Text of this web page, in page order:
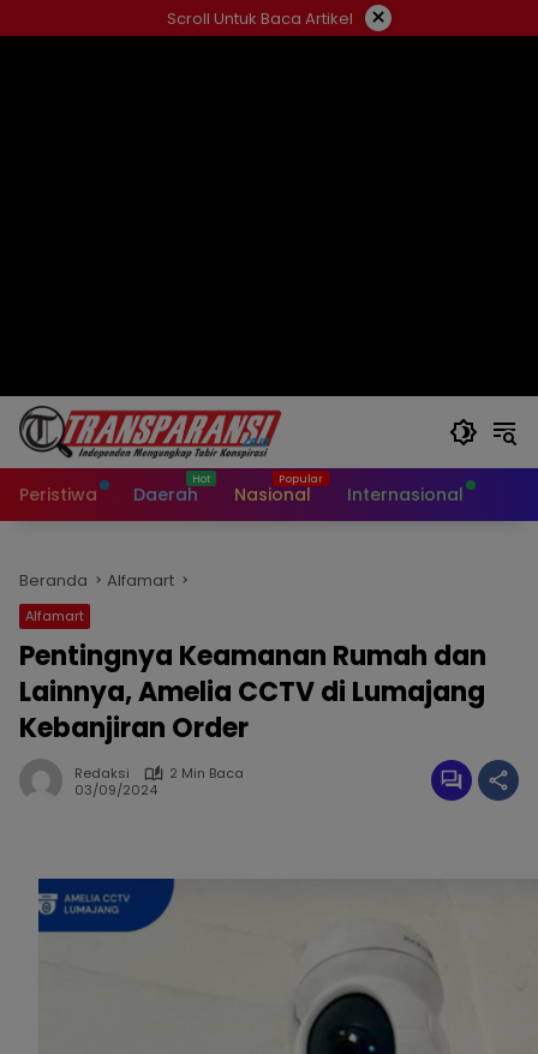
ke
Scroll Untuk Baca Artikel ×
Peristiwa Daerah Nasional Internasional
Beranda Alfamart
Alfamart
Pentingnya Keamanan Rumah dan
Lainnya, Amelia CCTV di Lumajang
Kebanjiran Order
Redaksi
2 Min Baca
03/09/2024